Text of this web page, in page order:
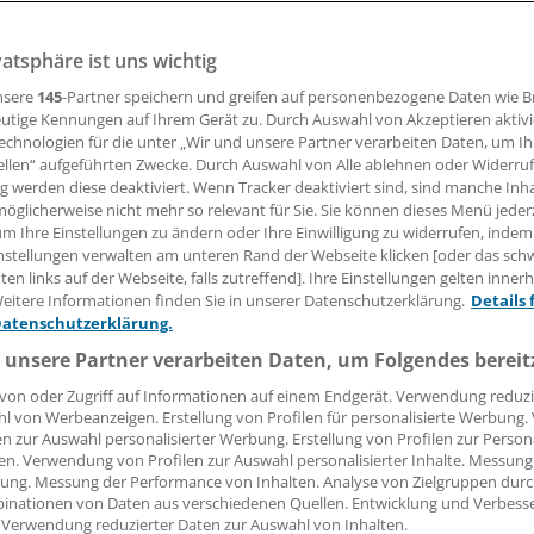
Der Medizintechnikanbieter Philips Healthcare und der
forcieren die digitale Vernetzung in
13:30 Uhr
haben sie nach eigenen Angaben eine internationale
Support der Produkte medavis RIS und portal4med in
Klinik-Management Praxis-EDV Praxisführung
ist uns wichtig
145-Partner speichern und greifen auf personenbezogene Daten wie
Kennungen auf Ihrem Gerät zu. Durch Auswahl von Akzeptieren
für die unter „Wir und unsere Partner verarbeiten Daten, um
aufgeführten Zwecke. Durch Auswahl von Alle ablehnen oder
werden diese deaktiviert. Wenn Tracker deaktiviert sind, sind manche
nicht mehr so relevant für Sie. Sie können dieses Menü
Ihre Einstellungen zu ändern oder Ihre Einwilligung zu widerrufen, indem
verwalten am unteren Rand der Webseite klicken [oder das
links auf der Webseite, falls zutreffend]. Ihre Einstellungen gelten
Informationen finden Sie in unserer Datenschutzerklärung. Details
Partner verarbeiten Daten, um Folgendes
oder Zugriff auf Informationen auf einem Endgerät. Verwendung
von Werbeanzeigen. Erstellung von Profilen für personalisierte
zur Auswahl personalisierter Werbung. Erstellung von Profilen zur
Verwendung von Profilen zur Auswahl personalisierter Inhalte.
Messung der Performance von Inhalten. Analyse von Zielgruppen
von Daten aus verschiedenen Quellen. Entwicklung und
reduzierter Daten zur Auswahl von Inhalten.